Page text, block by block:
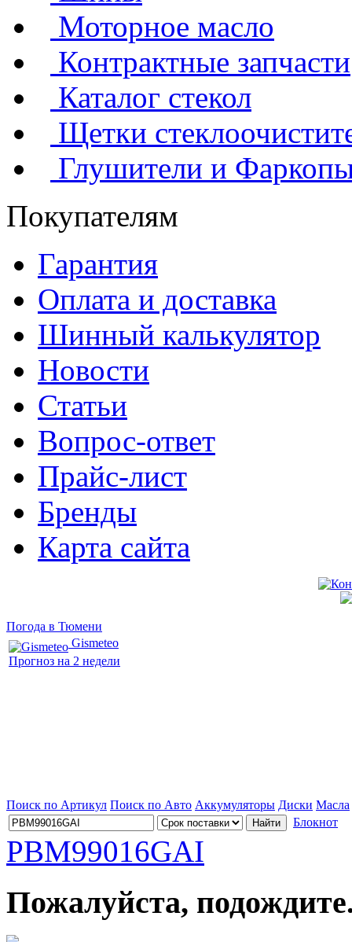
Моторное масло
Контрактные запчасти
Каталог стекол
Щетки
Глушители и
Покупателям
Гарантия
Оплата и доставка
Шинный калькулятор
Новости
Статьи
Вопрос-ответ
Прайс-лист
Бренды
Карта сайта
Погода в Тюмени
Gismeteo
Прогноз на 2 недели
Поиск по Артикул Поиск по Авто Аккумуляторы Диски Масла
Блокнот
PBM99016GAI
Пожалуйста,